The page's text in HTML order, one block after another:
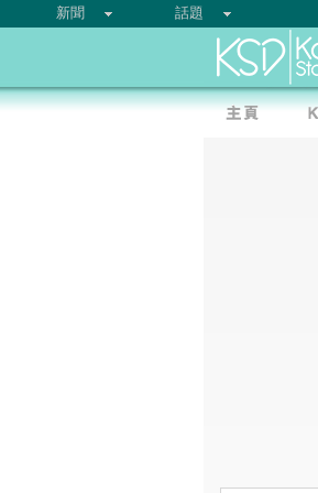
新聞 話題